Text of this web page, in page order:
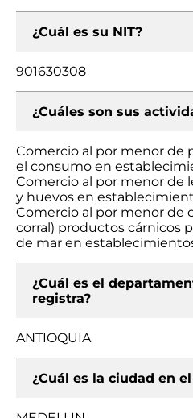
¿Cuál es su NIT?
901630308
¿Cuáles son sus
Comercio al por menor de
el consumo en
Comercio al por menor de
y huevos en
Comercio al por menor de
corral) productos cárnicos
de mar en
¿Cuál es el
registra?
ANTIOQUIA
¿Cuál es la ciudad en